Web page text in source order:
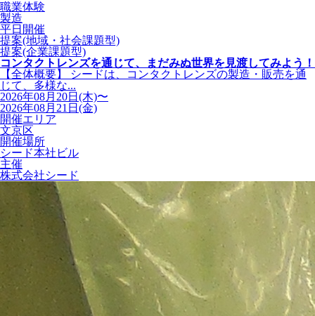
職業体験
製造
平日開催
提案(地域・社会課題型)
提案(企業課題型)
コンタクトレンズを通じて、まだみぬ世界を見渡してみよう！
【全体概要】 シードは、コンタクトレンズの製造・販売を通
じて、多様な...
2026年08月20日(木)〜
2026年08月21日(金)
開催エリア
文京区
開催場所
シード本社ビル
主催
株式会社シード